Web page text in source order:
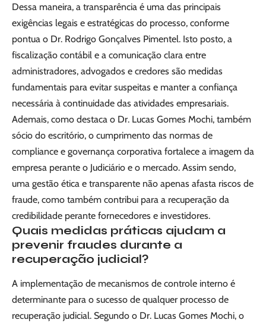
Dessa maneira, a transparência é uma das principais
exigências legais e estratégicas do processo, conforme
pontua o Dr. Rodrigo Gonçalves Pimentel. Isto posto, a
fiscalização contábil e a comunicação clara entre
administradores, advogados e credores são medidas
fundamentais para evitar suspeitas e manter a confiança
necessária à continuidade das atividades empresariais.
Ademais, como destaca o Dr. Lucas Gomes Mochi, também
sócio do escritório, o cumprimento das normas de
compliance e governança corporativa fortalece a imagem da
empresa perante o Judiciário e o mercado. Assim sendo,
uma gestão ética e transparente não apenas afasta riscos de
fraude, como também contribui para a recuperação da
credibilidade perante fornecedores e investidores.
Quais medidas práticas ajudam a
prevenir fraudes durante a
recuperação judicial?
A implementação de mecanismos de controle interno é
determinante para o sucesso de qualquer processo de
recuperação judicial. Segundo o Dr. Lucas Gomes Mochi, o